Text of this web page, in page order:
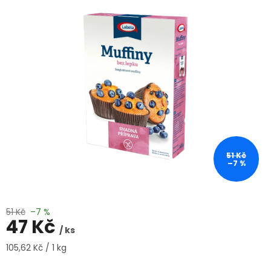
51 Kč
–7 %
51 Kč –7 %
47 Kč / ks
Měrná
105,62 Kč / 1 kg